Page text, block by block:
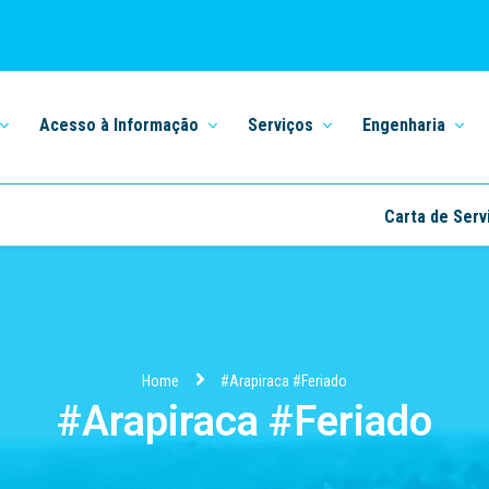
Acesso à Informação Serviços Engenharia
Carta de
Home #Arapiraca #Feriado
#Arapiraca #Feriado